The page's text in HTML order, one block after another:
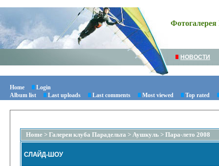
Фотогалерея
НОВОСТИ
Home
Login
Album list
Last uploads Last comments Most viewed Top rated
Home > Галереи клуба Парадельта > Аушкуль > Пара-лето 2008
СЛАЙД-ШОУ